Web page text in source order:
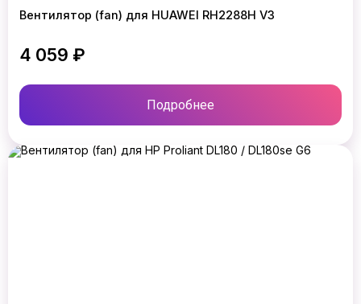
Вентилятор (fan) для HUAWEI RH2288H V3
4 059 ₽
Подробнее